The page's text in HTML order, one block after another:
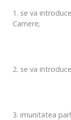
1. se va
Camere;
2. se va
3. imunitatea